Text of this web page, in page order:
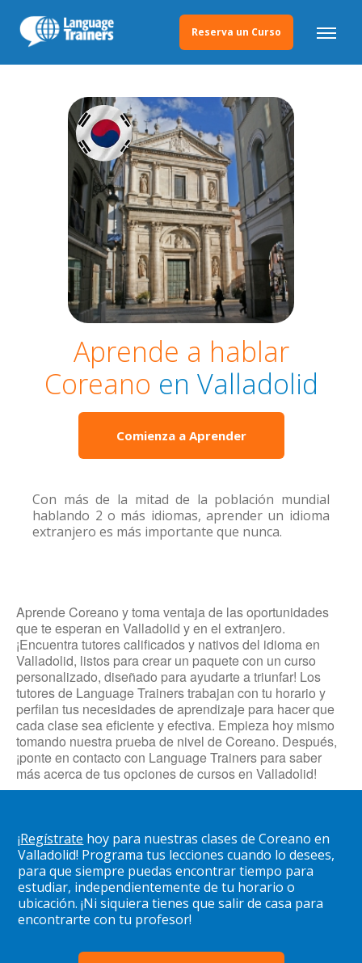
Reserva un Curso
Aprende a hablar
Coreano en Valladolid
Comienza a Aprender
Con más de la mitad de la población mundial
hablando 2 o más idiomas, aprender un idioma
extranjero es más importante que nunca.
Aprende Coreano y toma ventaja de las oportunidades
que te esperan en Valladolid y en el extranjero.
¡Encuentra tutores calificados y nativos del idioma en
Valladolid, listos para crear un paquete con un curso
personalizado, diseñado para ayudarte a triunfar! Los
tutores de Language Trainers trabajan con tu horario y
perfilan tus necesidades de aprendizaje para hacer que
cada clase sea eficiente y efectiva. Empieza hoy mismo
tomando nuestra prueba de nivel de Coreano. Después,
¡ponte en contacto con Language Trainers para saber
más acerca de tus opciones de cursos en Valladolid!
¡Regístrate hoy para nuestras clases de Coreano en
Valladolid! Programa tus lecciones cuando lo desees,
para que siempre puedas encontrar tiempo para
estudiar, independientemente de tu horario o
ubicación. ¡Ni siquiera tienes que salir de casa para
encontrarte con tu profesor!